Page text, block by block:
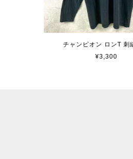
チャンピオン ロンT 刺
¥3,300